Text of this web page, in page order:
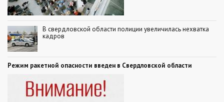
В свердловской области полиции увеличилась нехватка
кадров
Режим ракетной опасности введен в Свердловской области